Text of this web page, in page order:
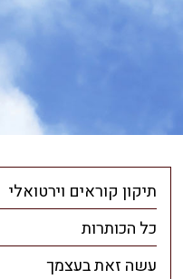
תיקון קוראים וירטואלי
כל הכותרות
עשה זאת בעצמך